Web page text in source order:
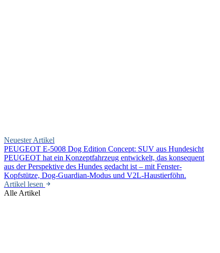
Neuester Artikel
PEUGEOT E-5008 Dog Edition Concept: SUV aus Hundesicht
PEUGEOT hat ein Konzeptfahrzeug entwickelt, das konsequent
aus der Perspektive des Hundes gedacht ist – mit Fenster-
Kopfstütze, Dog-Guardian-Modus und V2L-Haustierföhn.
Artikel lesen
Alle Artikel